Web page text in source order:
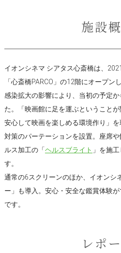
施設
イオンシネマ シアタス心斎橋は、
「心斎橋PARCO」の12階にオープン
感染拡大の影響により、当初の予定
た。「映画館に足を運ぶということが
安心して映画を楽しめる環境作り」
対策のパーテーションを設置。座席
ルス加工の「ヘルスブライト 」を施
す。
通常の6スクリーンのほか、イオンシ
ー」も導入。安心・安全な鑑賞体験
です。
レポ